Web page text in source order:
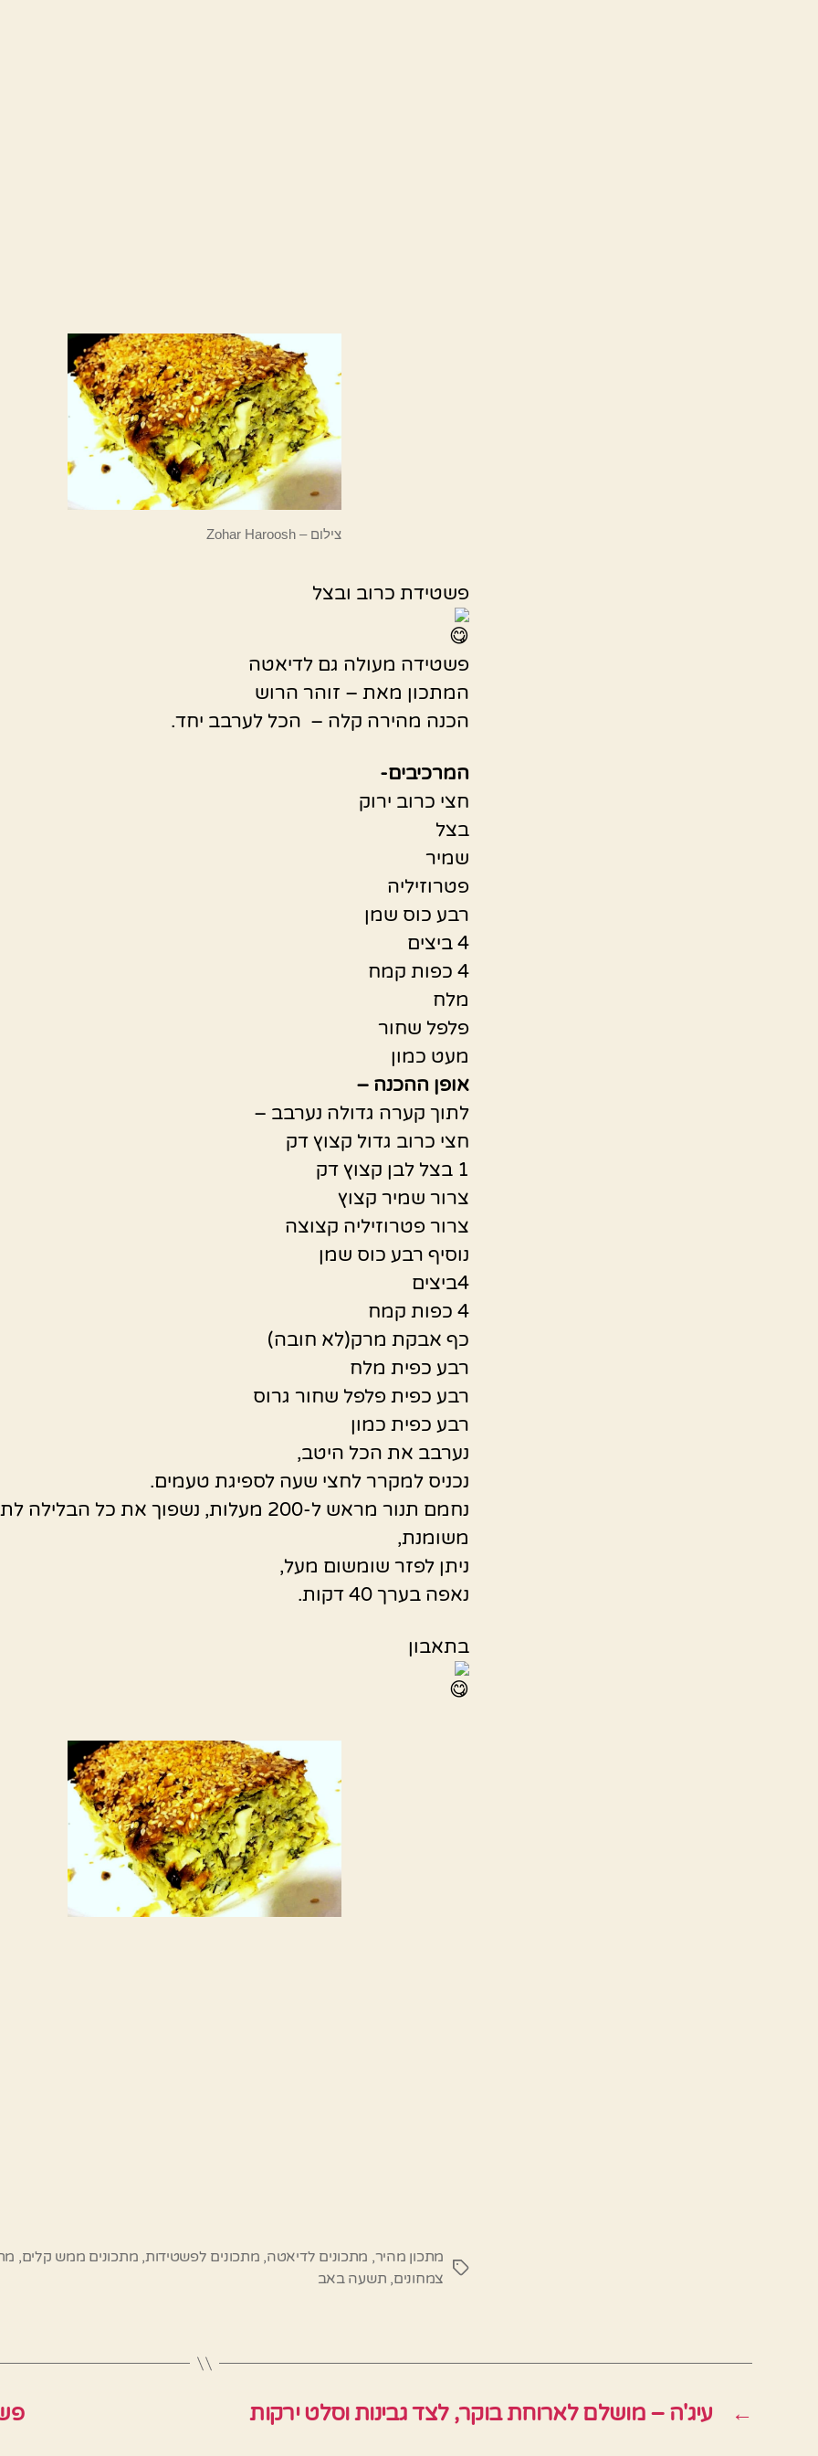
צילום – Zohar Haroosh
פשטידת כרוב ובצל
פשטידה מעולה גם לדיאטה
המתכון מאת – זוהר הרוש
הכנה מהירה קלה – הכל לערבב יחד.
המרכיבים-
חצי כרוב ירוק
בצל
שמיר
פטרוזיליה
רבע כוס שמן
4 ביצים
4 כפות קמח
מלח
פלפל שחור
מעט כמון
אופן ההכנה –
לתוך קערה גדולה נערבב –
חצי כרוב גדול קצוץ דק
1 בצל לבן קצוץ דק
צרור שמיר קצוץ
צרור פטרוזיליה קצוצה
נוסיף רבע כוס שמן
4ביצים
4 כפות קמח
כף אבקת מרק(לא חובה)
רבע כפית מלח
רבע כפית פלפל שחור גרוס
רבע כפית כמון
נערבב את הכל היטב,
נכניס למקרר לחצי שעה לספיגת טעמים.
נחמם תנור מראש ל-200 מעלות, נשפוך את כל
משומנת,
ניתן לפזר שומשום מעל,
נאפה בערך 40 דקות.
בתאבון
תגיות
מתכון מהיר, מתכונים לדיאטה, מתכונים לפשטידות, מתכונים ממש קלים,
צמחונים, תשעה באב
← עיג'ה – מושלם לארוחת בוקר, לצד גבינות וסלט ירקות